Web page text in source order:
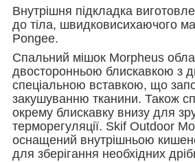
Внутрішня підкладка
до тіла, швидковисихаючого
Pongee.
Спальний мішок Morpheus
двосторонньою блискавкою з
спеціальною вставкою, що
закушуванню тканини. Також
окрему блискавку внизу для
терморегуляції. Skif Outdoor
оснащений внутрішньою
для зберігання необхідних